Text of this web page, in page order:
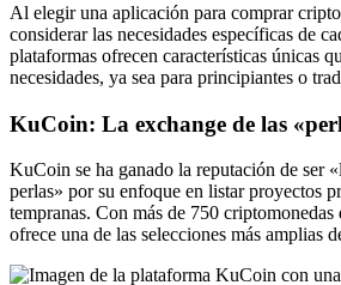
Al elegir una aplicación para comprar
considerar las necesidades específicas de
plataformas ofrecen características únicas
necesidades, ya sea para principiantes o
KuCoin: La exchange de las
KuCoin se ha ganado la reputación de ser
perlas» por su enfoque en listar proyectos
tempranas. Con más de 750
ofrece una de las selecciones más amplias